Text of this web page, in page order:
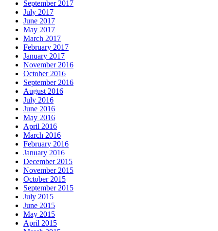
September 2017
July 2017
June 2017
May 2017
March 2017
February 2017
January 2017
November 2016
October 2016
September 2016
August 2016
July 2016
June 2016
May 2016
April 2016
March 2016
February 2016
January 2016
December 2015
November 2015
October 2015
September 2015
July 2015
June 2015
May 2015
April 2015